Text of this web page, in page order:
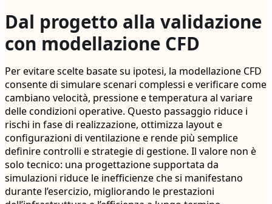
Dal progetto alla validazione
con modellazione CFD
Per evitare scelte basate su ipotesi, la modellazione CFD
consente di simulare scenari complessi e verificare come
cambiano velocità, pressione e temperatura al variare
delle condizioni operative. Questo passaggio riduce i
rischi in fase di realizzazione, ottimizza layout e
configurazioni di ventilazione e rende più semplice
definire controlli e strategie di gestione. Il valore non è
solo tecnico: una progettazione supportata da
simulazioni riduce le inefficienze che si manifestano
durante l’esercizio, migliorando le prestazioni